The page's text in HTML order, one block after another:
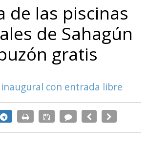
de las piscinas
de Sahagún
gratis
inaugural con entrada libre